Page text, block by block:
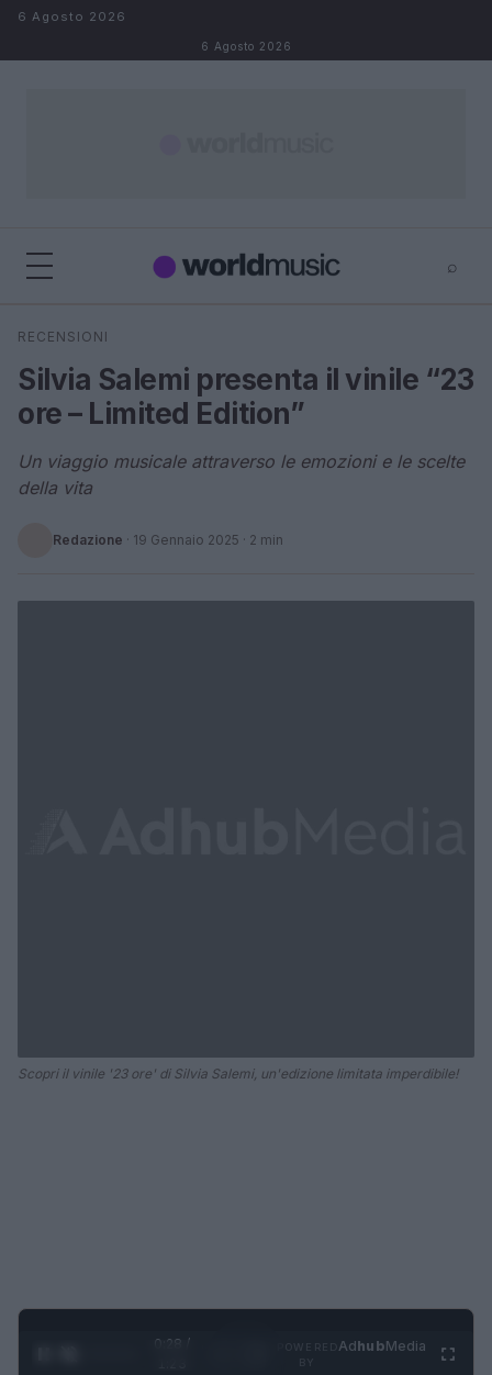
Salta al contenuto
6 Agosto 2026
6 Agosto 2026
⌕
Cerca
RECENSIONI
Silvia Salemi presenta il vinile “23
ore – Limited Edition”
Un viaggio musicale attraverso le emozioni e le scelte
della vita
Redazione · 19 Gennaio 2025 · 2 min
Scopri il vinile '23 ore' di Silvia Salemi, un'edizione limitata imperdibile!
0:28 /
AdhubMedia